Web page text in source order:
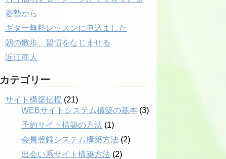
姿勢から
ギター無料レッスンに申込ました
朝の散歩、習慣をなじませる
近江商人
カテゴリー
サイト構築伝授 (21)
WEBサイトシステム構築の基本 (3)
予約サイト構築の方法 (1)
会員登録システム構築方法 (2)
出会い系サイト構築方法 (2)